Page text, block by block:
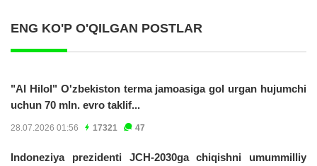
ENG KO'P O'QILGAN POSTLAR
"Al Hilol" O'zbekiston terma jamoasiga gol urgan hujumchi
uchun 70 mln. evro taklif...
28.07.2026 01:56 17321 47
Indoneziya prezidenti JCH-2030ga chiqishni umummilliy